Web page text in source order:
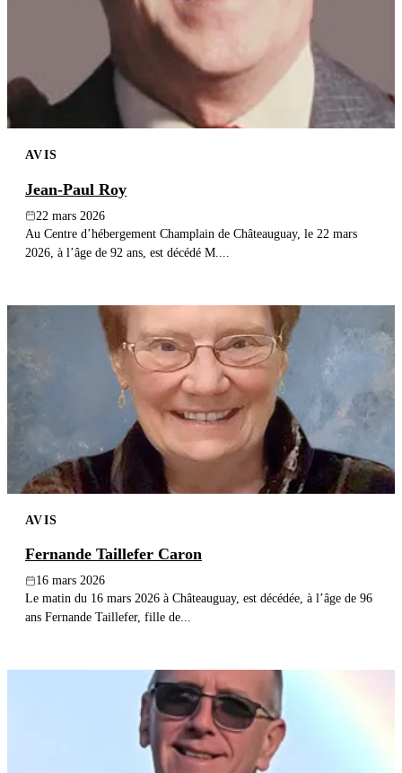
AVIS
Jean-Paul Roy
22 mars 2026
Au Centre d’hébergement Champlain de Châteauguay, le 22 mars
2026, à l’âge de 92 ans, est décédé M....
AVIS
Fernande Taillefer Caron
16 mars 2026
Le matin du 16 mars 2026 à Châteauguay, est décédée, à l’âge de 96
ans Fernande Taillefer, fille de...